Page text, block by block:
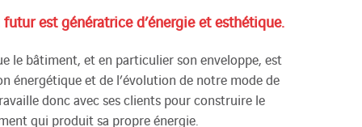
est génératrice d’énergie et esthétique.
le bâtiment, et en particulier son enveloppe, est
énergétique et de l’évolution de notre mode de
donc avec ses clients pour construire le
qui produit sa propre énergie.